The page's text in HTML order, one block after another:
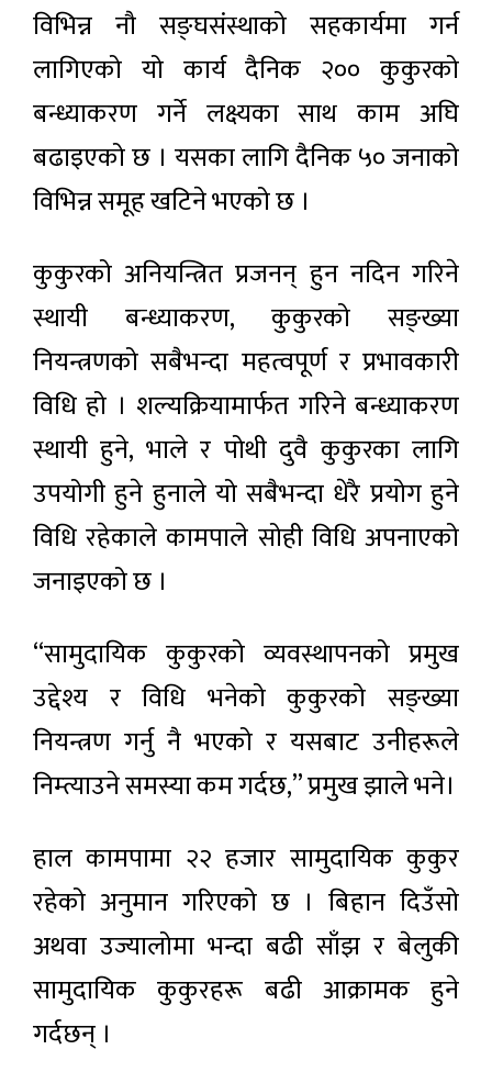
विभिन्न नौ सङ्घसंस्थाको सहकार्यमा गर्न
लागिएको यो कार्य दैनिक २०० कुकुरको
बन्ध्याकरण गर्ने लक्ष्यका साथ काम अघि
बढाइएको छ । यसका लागि दैनिक ५० जनाको
विभिन्न समूह खटिने भएको छ ।
कुकुरको अनियन्त्रित प्रजनन् हुन नदिन गरिने
स्थायी बन्ध्याकरण, कुकुरको सङ्ख्या
नियन्त्रणको सबैभन्दा महत्वपूर्ण र प्रभावकारी
विधि हो । शल्यक्रियामार्फत गरिने बन्ध्याकरण
स्थायी हुने, भाले र पोथी दुवै कुकुरका लागि
उपयोगी हुने हुनाले यो सबैभन्दा धेरै प्रयोग हुने
विधि रहेकाले कामपाले सोही विधि अपनाएको
जनाइएको छ ।
“सामुदायिक कुकुरको व्यवस्थापनको प्रमुख
उद्देश्य र विधि भनेको कुकुरको सङ्ख्या
नियन्त्रण गर्नु नै भएको र यसबाट उनीहरूले
निम्त्याउने समस्या कम गर्दछ,” प्रमुख झाले भने।
हाल कामपामा २२ हजार सामुदायिक कुकुर
रहेको अनुमान गरिएको छ । बिहान दिउँसो
अथवा उज्यालोमा भन्दा बढी साँझ र बेलुकी
सामुदायिक कुकुरहरू बढी आक्रामक हुने
गर्दछन् ।